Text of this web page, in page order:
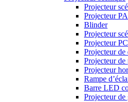
Projecteur
Projecteur
Blinder
Projecteur
Projecteur
Projecteur de
Projecteur de
Projecteur
Rampe
Barre LED
Projecteur de